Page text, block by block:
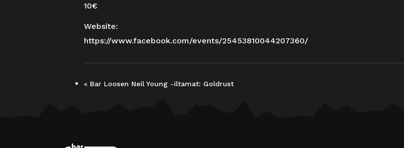
10€
Website:
https://www.facebook.com/events/25453810044207360/
« Bar Loosen Neil Young -iltamat: Goldrust